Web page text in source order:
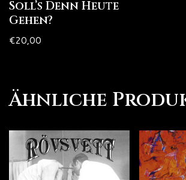
Soll’s Denn Heute
Gehen?
€20,00
Ähnliche